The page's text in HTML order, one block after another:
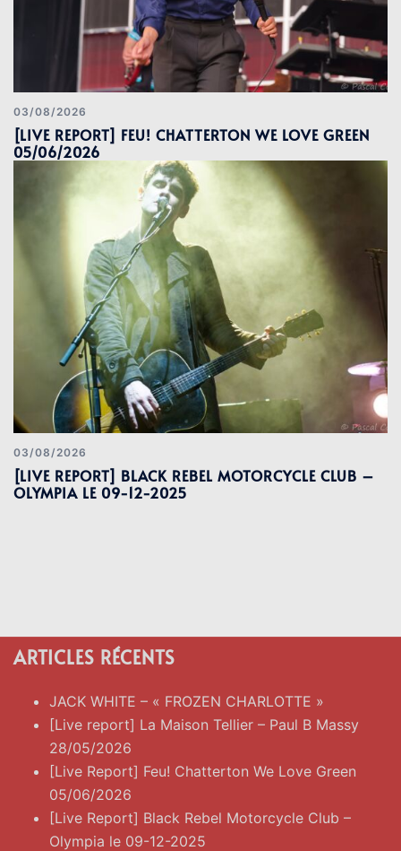
03/08/2026
[LIVE REPORT] FEU! CHATTERTON WE LOVE GREEN
05/06/2026
03/08/2026
[LIVE REPORT] BLACK REBEL MOTORCYCLE CLUB –
OLYMPIA LE 09-12-2025
ARTICLES RÉCENTS
JACK WHITE – « FROZEN CHARLOTTE »
[Live report] La Maison Tellier – Paul B Massy
28/05/2026
[Live Report] Feu! Chatterton We Love Green
05/06/2026
[Live Report] Black Rebel Motorcycle Club –
Olympia le 09-12-2025